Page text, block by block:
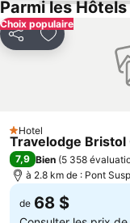
American Museum
City Sightseeing
Musée de la Vie
Parmi les
Choix populaire
PartagerAjouter à
1 Étoiles
Hotel
Travelodge Bristol
7,9 Bien (5 358
à 2.8 km de : Pont
de 68 $